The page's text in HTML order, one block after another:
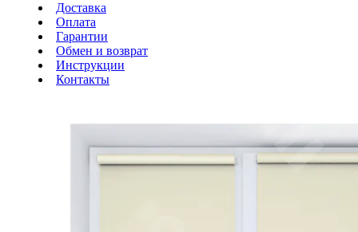
Доставка
Оплата
Гарантии
Обмен и возврат
Инструкции
Контакты